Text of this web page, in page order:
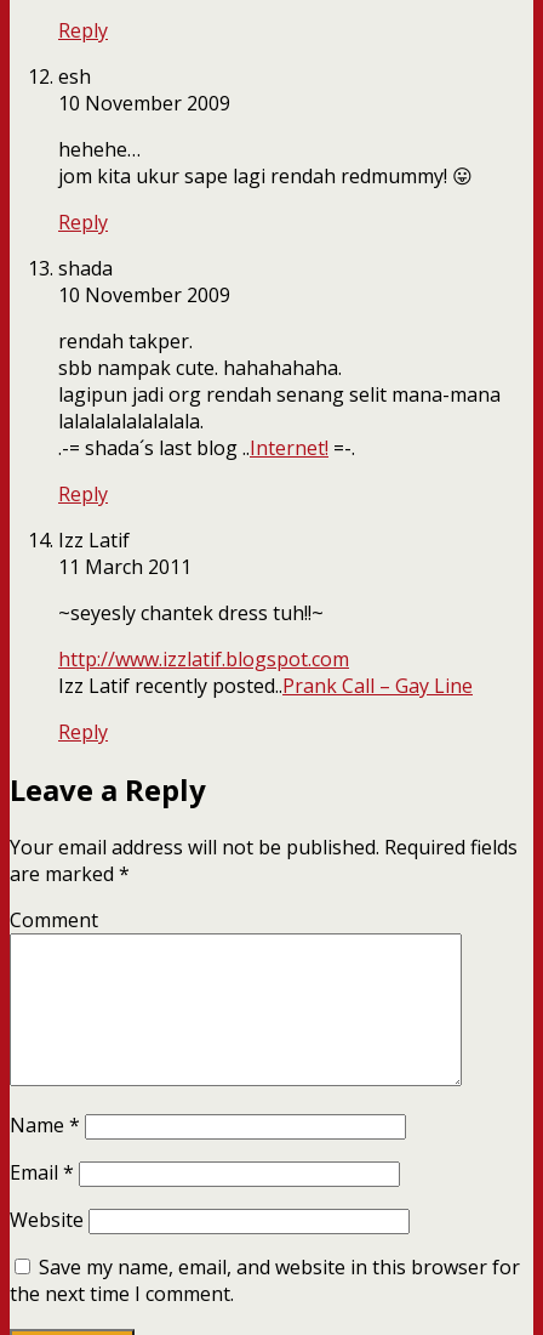
Reply
esh
10 November 2009
hehehe…
jom kita ukur sape lagi rendah redmummy! 😛
Reply
shada
10 November 2009
rendah takper.
sbb nampak cute. hahahahaha.
lagipun jadi org rendah senang selit mana-mana
lalalalalalalalala.
.-= shada´s last blog ..Internet! =-.
Reply
Izz Latif
11 March 2011
~seyesly chantek dress tuh!!~
http://www.izzlatif.blogspot.com
Izz Latif recently posted..Prank Call – Gay Line
Reply
Leave a Reply
Your email address will not be published. Required fields
are marked *
Comment
Name *
Email *
Website
Save my name, email, and website in this browser for
the next time I comment.